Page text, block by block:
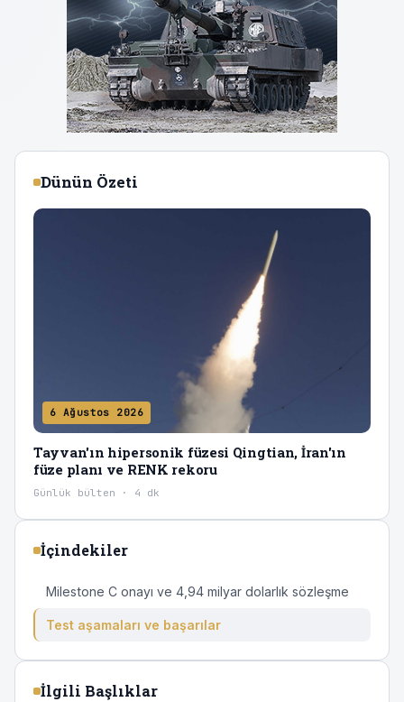
Dünün Özeti
6 Ağustos 2026
Tayvan'ın hipersonik füzesi Qingtian, İran'ın
füze planı ve RENK rekoru
Günlük bülten · 4 dk
İçindekiler
Milestone C onayı ve 4,94 milyar dolarlık sözleşme
Test aşamaları ve başarılar
İlgili Başlıklar